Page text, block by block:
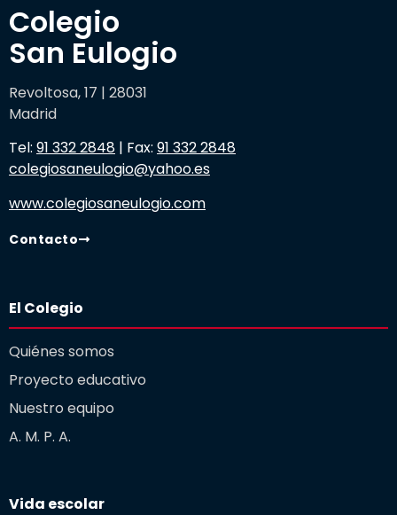
Colegio
San Eulogio
Revoltosa, 17 | 28031
Madrid
Tel: 91 332 2848 | Fax: 91 332 2848
colegiosaneulogio@yahoo.es
www.colegiosaneulogio.com
Contacto
El Colegio
Quiénes somos
Proyecto educativo
Nuestro equipo
A. M. P. A.
Vida escolar